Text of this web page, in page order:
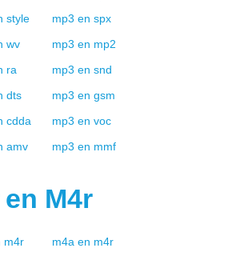
style mp3 en spx
wv mp3 en mp2
ra mp3 en snd
dts mp3 en gsm
cdda mp3 en voc
amv mp3 en mmf
M4r
m4r m4a en m4r